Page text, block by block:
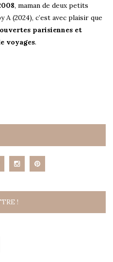
, maman de deux petits
A (2024), c’est avec plaisir que
parisiennes et
voyages.
!